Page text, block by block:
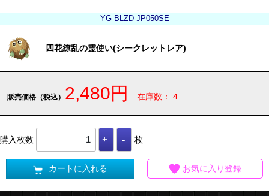
YG-BLZD-JP050SE
四花繚乱の霊使い(シークレットレア)
販売価格（税込） 2,480円 在庫数： 4
購入枚数 枚
カートに入れる お気に入り登録